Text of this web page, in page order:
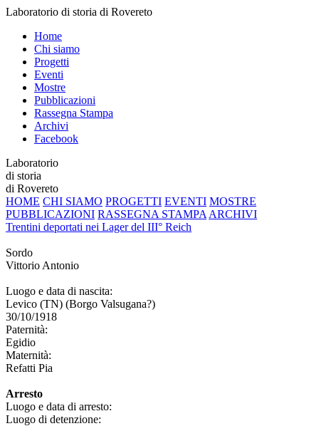
Laboratorio di storia di Rovereto
Home
Chi siamo
Progetti
Eventi
Mostre
Pubblicazioni
Rassegna Stampa
Archivi
Facebook
Laboratorio
di storia
di Rovereto
HOME CHI SIAMO PROGETTI EVENTI MOSTRE
PUBBLICAZIONI RASSEGNA STAMPA ARCHIVI
Trentini deportati nei Lager del III° Reich
Sordo
Vittorio Antonio
Luogo e data di nascita:
Levico (TN) (Borgo Valsugana?)
30/10/1918
Paternità:
Egidio
Maternità:
Refatti Pia
Arresto
Luogo e data di arresto:
Luogo di detenzione: